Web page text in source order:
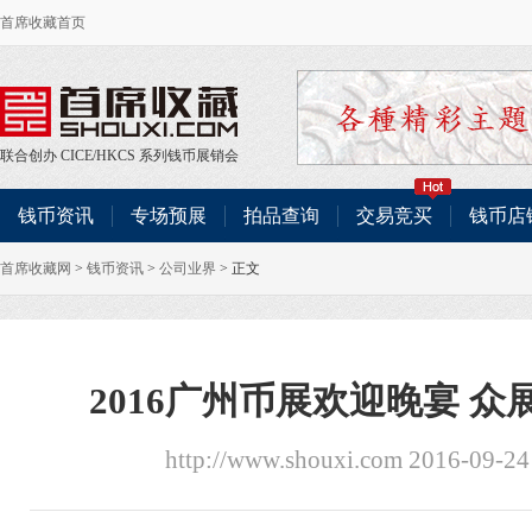
首席收藏首页
联合创办 CICE/HKCS 系列钱币展销会
钱币资讯 专场预展 拍品查询 交易竞买 钱币店
首席收藏网 > 钱币资讯 > 公司业界 > 正文
2016广州币展欢迎晚宴 众
http://www.shouxi.com 2016-09-